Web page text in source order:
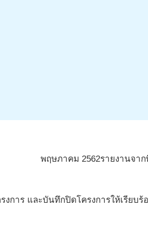
ะดับจังหวัดผ่านกลไกพี่
พฤษภาคม 2562รายงานจา
การ และบันทึกปิดโครงการให้เรียบร้